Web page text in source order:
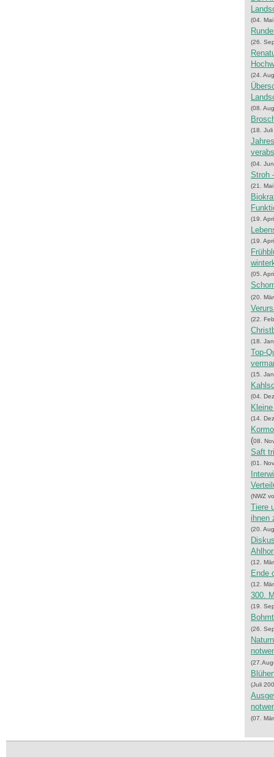
(04.
(26.
(24.
(08.
(18.
(04.
Stroh
(21.
(19.
(19.
(05.
(20.
(22.
(18.
Top-
(15.
(04.
(14.
(08.
Saft
(01.
(NWZ
Tiere
ihnen
(20.
(12.
Ende
(12.
300.
(19.
(26.
(Juli
(07.